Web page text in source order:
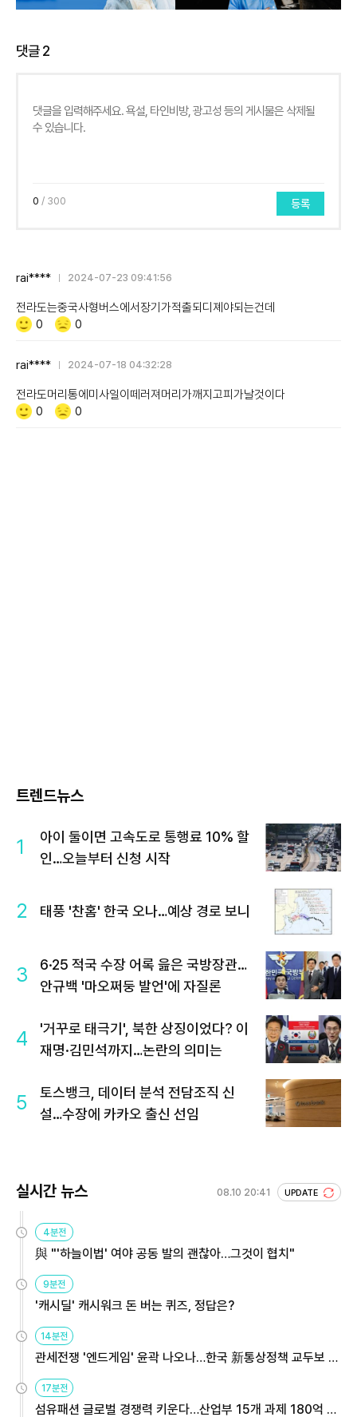
댓글2
0 / 300 등록
rai**** 2024-07-23 09:41:56
전라도는중국사형버스에서장기가적출되디졔야되는건데
Like/Dislike
공
0
비
0
rai**** 2024-07-18 04:32:28
전라도머리통에미사일이떼러져머리가깨지고피가날것이다
Like/Dislike
공
0
비
0
트렌드뉴스
1
아이 둘이면 고속도로 통행료 10% 할
인…오늘부터 신청 시작
2 태풍 '찬홈' 한국 오나…예상 경로 보니
3
6·25 적국 수장 어록 읊은 국방장관…
안규백 '마오쩌둥 발언'에 자질론
4
'거꾸로 태극기', 북한 상징이었다? 이
재명·김민석까지…논란의 의미는
5
토스뱅크, 데이터 분석 전담조직 신
설…수장에 카카오 출신 선임
실시간 뉴스 08.10 20:41 UPDATE
4분전
與 "'하늘이법' 여야 공동 발의 괜찮아…그것이 협치"
9분전
'캐시딜' 캐시워크 돈 버는 퀴즈, 정답은?
14분전
관세전쟁 '엔드게임' 윤곽 나오나…한국 新통상정책 교두보 활
17분전
섬유패션 글로벌 경쟁력 키운다…산업부 15개 과제 180억 지